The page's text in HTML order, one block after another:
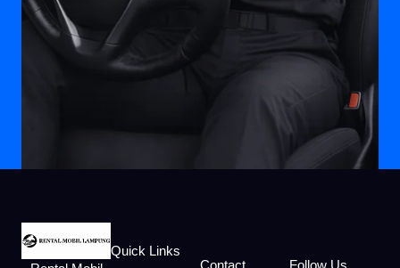
Quick Links
Contact
Follow Us